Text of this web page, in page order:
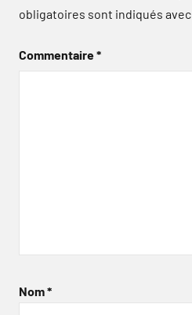
obligatoires sont indiqués avec
Commentaire*
Nom*